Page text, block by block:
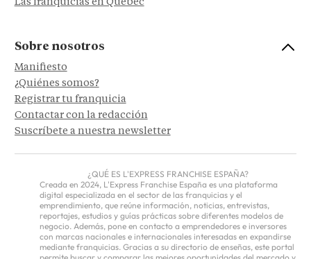
Las franquicias en Quebec
Sobre nosotros
Manifiesto
¿Quiénes somos?
Registrar tu franquicia
Contactar con la redacción
Suscríbete a nuestra newsletter
¿QUÉ ES L'EXPRESS FRANCHISE ESPAÑA?
Creada en 2024, L'Express Franchise España es una plataforma
digital especializada en el sector de las franquicias y el
emprendimiento, que reúne información, noticias, entrevistas,
reportajes, estudios y guías prácticas sobre diferentes modelos de
negocio. Además, pone en contacto a emprendedores e inversores
con marcas nacionales e internacionales interesadas en expandirse
mediante franquicias. Gracias a su directorio de enseñas, este portal